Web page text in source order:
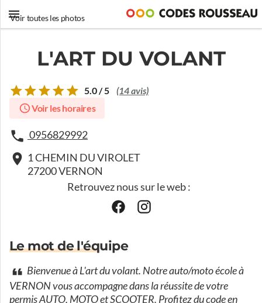
Voir toutes les photos
L'ART DU VOLANT
5.0 / 5 (14 avis)
Voir les horaires
0956829992
1 CHEMIN DU VIROLET
27200 VERNON
Retrouvez nous sur le web :
Le mot de l'équipe
Bienvenue à L'art du volant. Notre auto/moto école à
VERNON vous accompagne dans la réussite de votre
permis AUTO, MOTO et SCOOTER. Profitez du code en